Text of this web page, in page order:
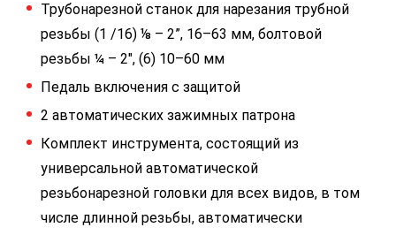
Трубонарезной станок для нарезания трубной
резьбы (1 /16) ⅛ – 2”, 16–63 мм, болтовой
резьбы ¼ – 2", (6) 10–60 мм
Педаль включения с защитой
2 автоматических зажимных патрона
Комплект инструмента, состоящий из
универсальной автоматической
резьбонарезной головки для всех видов, в том
числе длинной резьбы, автоматически